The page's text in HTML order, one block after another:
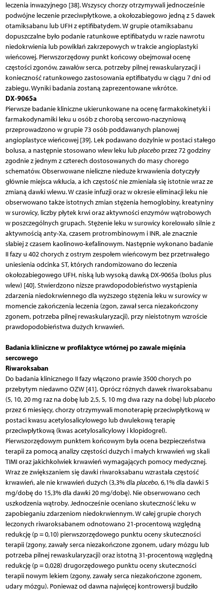
leczenia inwazyjnego [38]. Wszyscy chorzy otrzymywali jednocześnie
podwójne leczenie przeciwpłytkowe, a okołozabiegowo jedną z 5 dawek
otamiksabanu lub UFH z eptifibatydem. W grupie otamiksabanu
dopuszczalne było podanie ratunkowe eptifibatydu w razie nawrotu
niedokrwienia lub powikłań zakrzepowych w trakcie angioplastyki
wieńcowej. Pierwszorzędowy punkt końcowy obejmował ocenę
częstości zgonów, zawałów serca, potrzeby pilnej rewaskularyzacji i
konieczność ratunkowego zastosowania eptifibatydu w ciągu 7 dni od
zabiegu. Wyniki badania zostaną zaprezentowane wkrótce.
DX-9065a
Pierwsze badanie kliniczne ukierunkowane na ocenę farmakokinetyki i
farmakodynamiki leku u osób z chorobą sercowo-naczyniową
przeprowadzono w grupie 73 osób poddawanych planowej
angioplastyce wieńcowej [39]. Lek podawano dożylnie w postaci stałego
bolusa, a następnie stosowano wlew leku lubplaceboprzez 72 godziny
zgodnie z jednym z czterech dostosowanych do masy chorego
schematów. Obserwowane nieliczne nieduże krwawienia dotyczyły
głównie miejsca wkłucia, a ich częstość nie zmieniała się istotnie wraz ze
zmianą dawki wlewu. W czasie infuzji oraz w okresie eliminacji leku nie
obserwowano także istotnych zmian stężenia hemoglobiny, kreatyniny
w surowicy, liczby płytek krwi oraz aktywności enzymów wątrobowych
w poszczególnych grupach. Stężenie leku w surowicy korelowało silnie z
aktywnością anty-Xa, czasem protrombinowym i INR, ale znacznie
słabiej z czasem kaolinowo-kefalinowym. Następnie wykonano badanie
II fazy u 402 chorych z ostrym zespołem wieńcowym bez przetrwałego
uniesienia odcinka ST, których randomizowano do leczenia
okołozabiegowego UFH, niską lub wysoką dawką DX-9065a (bolus plus
wlew) [40]. Stwierdzono niższe prawdopodobieństwo wystąpienia
zdarzenia niedokrwiennego dla wyższego stężenia leku w surowicy w
momencie zakończenia leczenia (zgon, zawał serca niezakończony
zgonem, potrzeba pilnej rewaskularyzacji), przy nieistotnym wzroście
prawdopodobieństwa dużych krwawień.
Badania kliniczne w profilaktyce wtórnej po zawale mięśnia
sercowego
Riwaroksaban
Do badania klinicznego II fazy włączono prawie 3500 chorych po
przebytym niedawno OZW [41]. Oprócz różnych dawek riwaroksabanu
(5, 10, 20 mg raz na dobę lub 2,5, 5, 10 mg dwa razy na dobę) lubplacebo
przez 6 miesięcy, chorzy otrzymywali monoterapię przeciwpłytkową w
postaci kwasu acetylosalicylowego lub dwulekową terapię
przeciwpłytkową (kwas acetylosalicylowy i klopidogrel).
Pierwszorzędowym punktem końcowym była ocena bezpieczeństwa
terapii za pomocą analizy częstości dużych i małych krwawień wg skali
TIMI oraz jakichkolwiek krwawień wymagających pomocy medycznej.
Wraz ze zwiększaniem się dawki riwaroksabanu wzrastała częstość
krwawień, ale nie krwawień dużych (3,3% dla placebo, 6,1% dla dawki 5
mg/dobę do 15,3% dla dawki 20 mg/dobę). Nie obserwowano cech
uszkodzenia wątroby. Jednocześnie oceniano skuteczność leku w
zapobieganiu zdarzeniom niedokrwiennym. W całej grupie chorych
leczonych riwaroksabanem odnotowano 21-procentową względną
redukcję (p = 0,10) pierwszorzędowego punktu oceny skuteczności
terapii (zgony, zawały serca niezakończone zgonem, udary mózgu lub
potrzeba pilnej rewaskularyzacji) oraz istotną 31-procentową względną
redukcję (p = 0,028) drugorzędowego punktu oceny skuteczności
terapii nowym lekiem (zgony, zawały serca niezakończone zgonem,
udary mózgu). Ponieważ od dawna najwięcej kontrowersji budziło